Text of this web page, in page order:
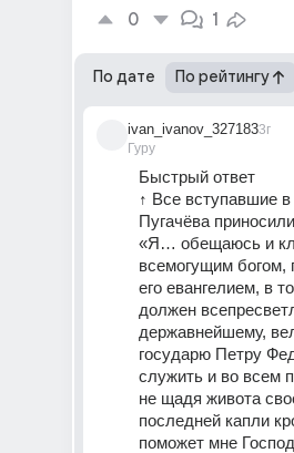
0 1
По дате По рейтингу
ivan_ivanov_327183
Гуру
3г
Быстрый ответ
↑ Все вступавшие в
Пугачёва
«Я… обещаюсь и
всемогущим богом,
его евангелием, в
должен
державнейшему,
государю Петру
служить и во всем
не щадя живота
последней капли
поможет мне